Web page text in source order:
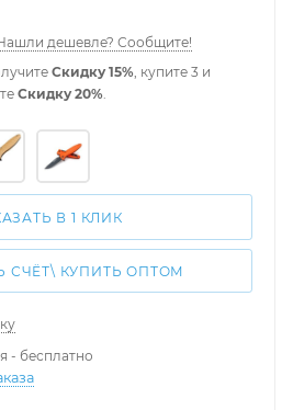
дешевле? Сообщите!
Скидку 15%, купите 3 и
Скидку 20%.
В 1 КЛИК
СЧЁТ\ КУПИТЬ ОПТОМ
- бесплатно